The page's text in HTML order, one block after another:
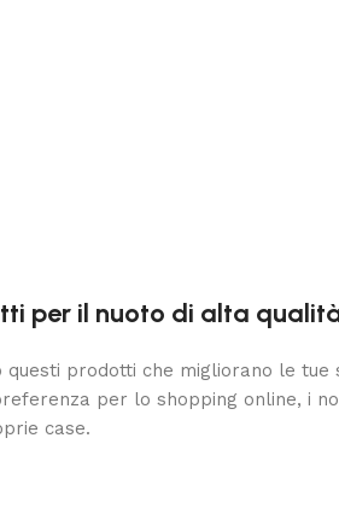
per il nuoto di alta
prodotti che migliorano le tue
per lo shopping online, i
case.